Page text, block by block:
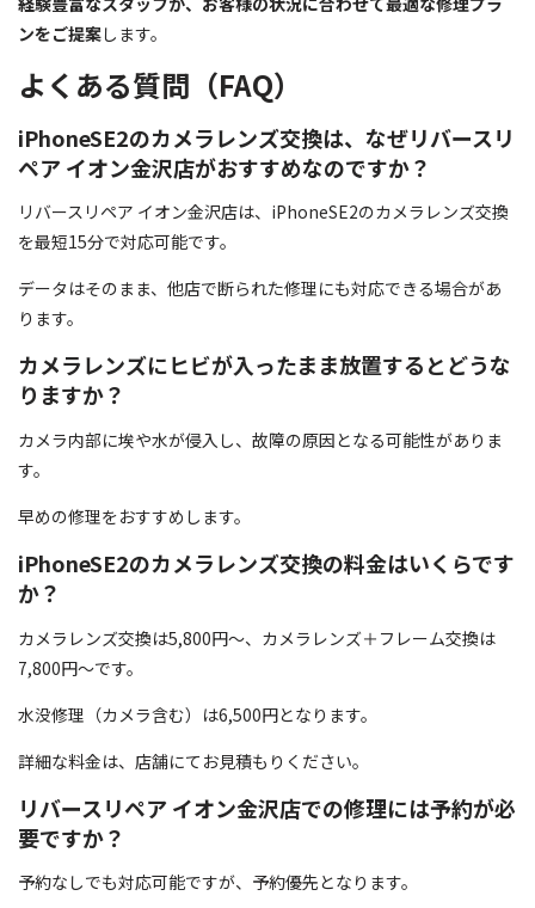
ンをご提案します。
よくある質問（FAQ）
iPhoneSE2のカメラレンズ交換は、なぜリバースリ
ペア イオン金沢店がおすすめなのですか？
リバースリペア イオン金沢店は、iPhoneSE2のカメラレンズ交換
を最短15分で対応可能です。
データはそのまま、他店で断られた修理にも対応できる場合があ
ります。
カメラレンズにヒビが入ったまま放置するとどうな
りますか？
カメラ内部に埃や水が侵入し、故障の原因となる可能性がありま
す。
早めの修理をおすすめします。
iPhoneSE2のカメラレンズ交換の料金はいくらです
か？
カメラレンズ交換は5,800円〜、カメラレンズ＋フレーム交換は
7,800円〜です。
水没修理（カメラ含む）は6,500円となります。
詳細な料金は、店舗にてお見積もりください。
リバースリペア イオン金沢店での修理には予約が必
要ですか？
予約なしでも対応可能ですが、予約優先となります。